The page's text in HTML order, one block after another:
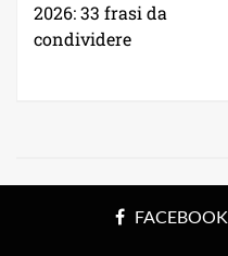
2026: 33 frasi da
condividere
FACEBOOK